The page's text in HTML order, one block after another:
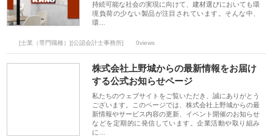
持続可能な社会の実現に向けて、建材選びにおいても環
境負荷の少ない製品が注目されています。そんな中、
環…
[士業（専門職種）][公認会計士事務所] 0views
株式会社上野城からの最新情報をお届け
する公式お知らせページ
私たちのウェブサイトをご覧いただき、誠にありがとう
ございます。このページでは、株式会社上野城からの最
新情報やサービス内容の更新、イベント開催のお知らせ
などを定期的に発信しています。企業活動や取り組み
に…